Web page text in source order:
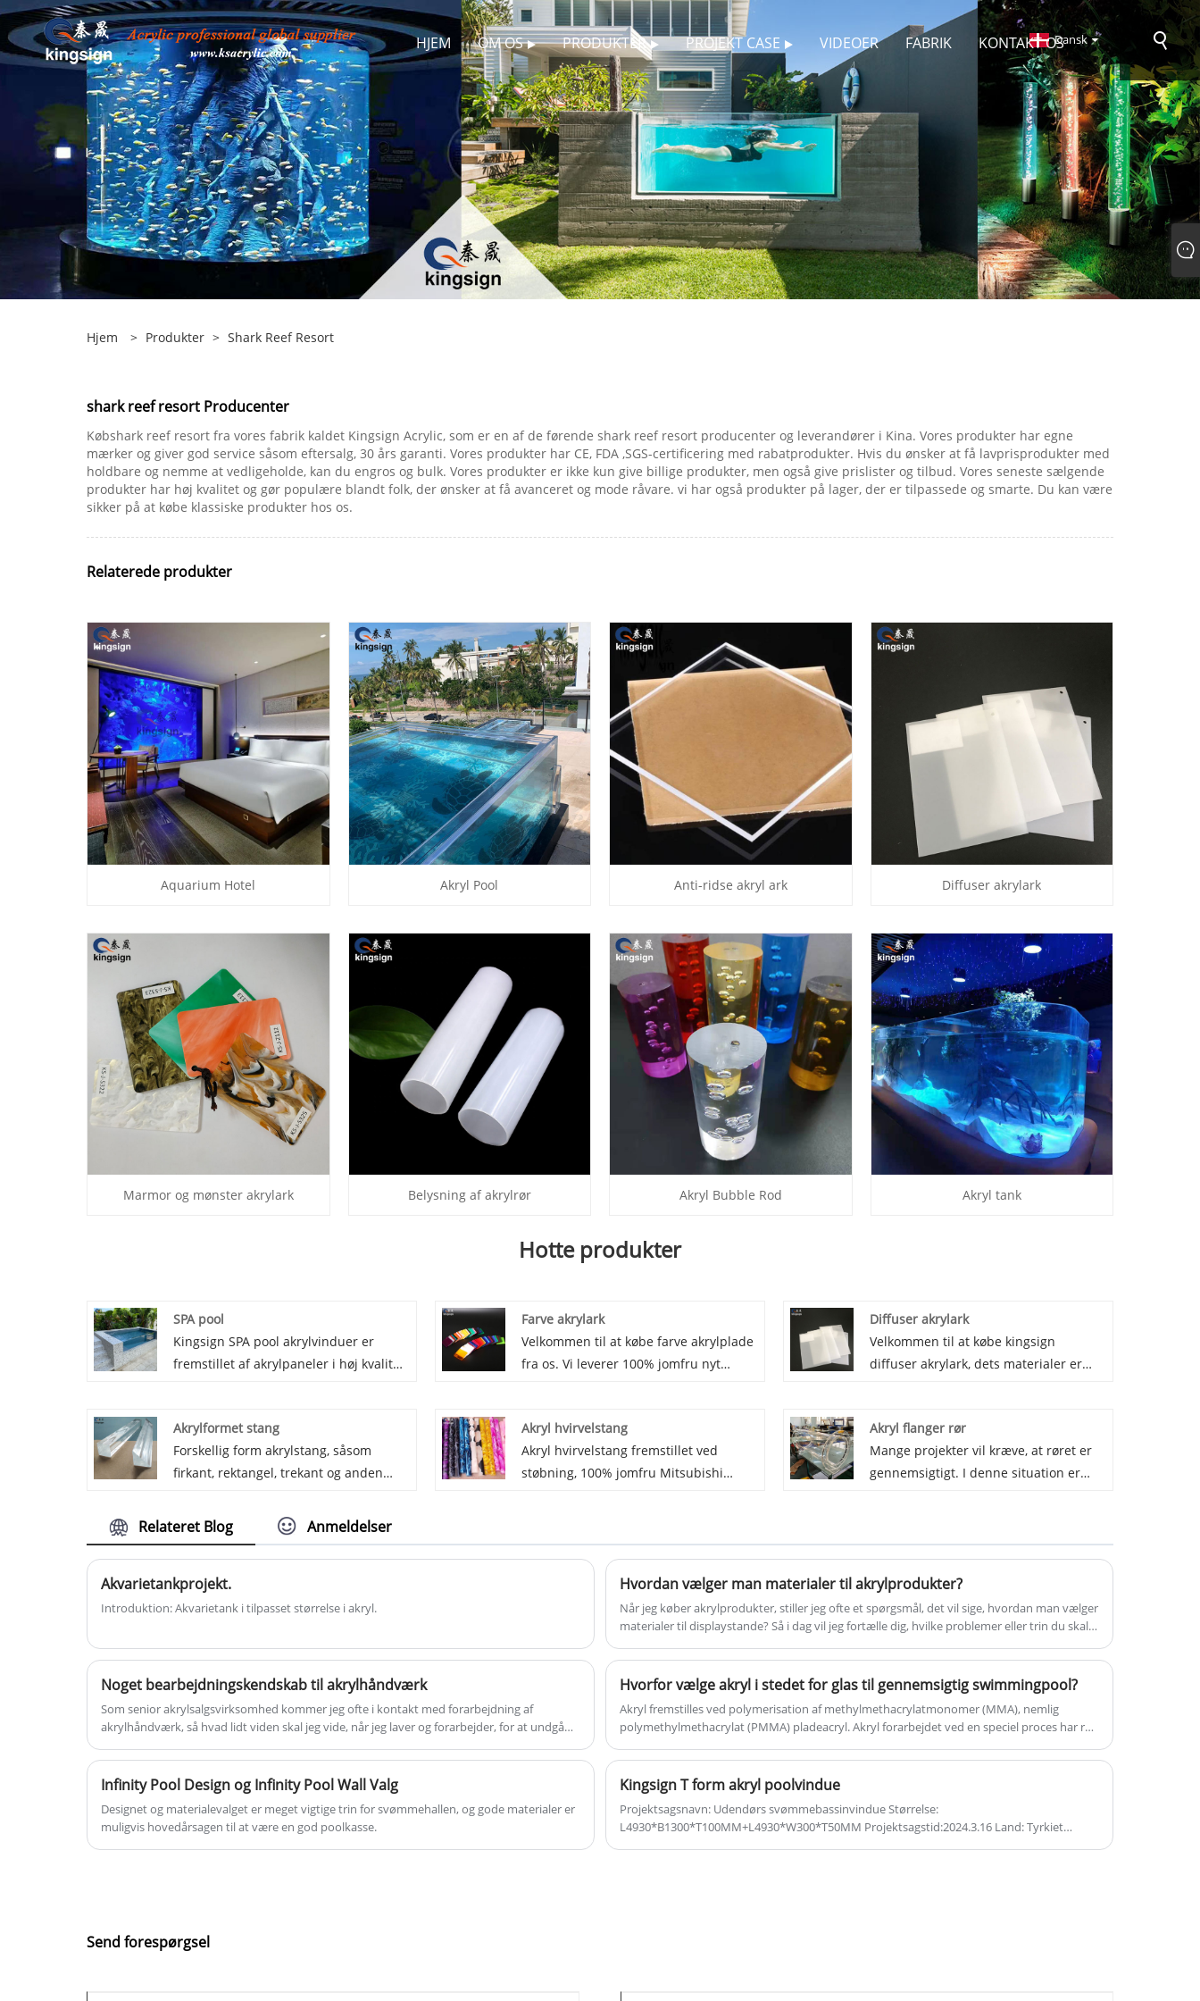
HJEM OM OS PRODUKTER PROJEKT CASE VIDEOER FABRIK KONTAKT OSDansk
Hjem > Produkter > Shark Reef Resort
shark reef resort Producenter
Købshark reef resort fra vores fabrik kaldet Kingsign Acrylic, som er en af ​​de førende shark reef resort producenter og leverandører i Kina. Vores produkter har egne
mærker og giver god service såsom eftersalg, 30 års garanti. Vores produkter har CE, FDA ,SGS-certificering med rabatprodukter. Hvis du ønsker at få lavprisprodukter med
holdbare og nemme at vedligeholde, kan du engros og bulk. Vores produkter er ikke kun give billige produkter, men også give prislister og tilbud. Vores seneste sælgende
produkter har høj kvalitet og gør populære blandt folk, der ønsker at få avanceret og mode råvare. vi har også produkter på lager, der er tilpassede og smarte. Du kan være
sikker på at købe klassiske produkter hos os.
Relaterede produkter
Aquarium Hotel Akryl Pool Anti-ridse akryl ark Diffuser akrylark
Marmor og mønster akrylark Belysning af akrylrør Akryl Bubble Rod Akryl tank
Hotte produkter
SPA pool
Kingsign SPA pool akrylvinduer er
fremstillet af akrylpaneler i høj kvalitet
vinduet UV -resistent og når
gennemsigtigheden op til 93%. Vi
garanterer 30 år for ikke at gulne for
Farve akrylark
Velkommen til at købe farve akrylplade
fra os. Vi leverer 100% jomfru nyt
skære- og termoformende ydeevne,
hvilket gør vores farve akrylark meget
udbredt til reklameskilte og mange
Diffuser akrylark
Velkommen til at købe kingsign
diffuser akrylark, dets materialer er
fremragende jævn belysning, ingen let
gulning, med god vejrbestandig
funktion.
Akrylformet stang
Forskellig form akrylstang, såsom
firkant, rektangel, trekant og anden
ingen urenheder, sorte prikker, ridser,
bobler. På grund af dets forskellige
former er det meget udbredt i
arkitektonisk dekoration, lamper,
møbler osv. Velkommen til at købe
Akryl hvirvelstang
Akryl hvirvelstang fremstillet ved
støbning, 100% jomfru Mitsubishi
og kunsthåndværk.
Akryl flanger rør
Mange projekter vil kræve, at røret er
gennemsigtigt. I denne situation er
leveringstid. Kingsign har eksporteret
mange tilpassede akrylprodukter,
såsom akrylflangerør, OEM
akrylprodukter i henhold til kundens
designtegning.
Relateret Blog Anmeldelser
Akvarietankprojekt.
Introduktion: Akvarietank i tilpasset størrelse i akryl.
Hvordan vælger man materialer til akrylprodukter?
Når jeg køber akrylprodukter, stiller jeg ofte et spørgsmål, det vil sige, hvordan man vælger
materialer til displaystande? Så i dag vil jeg fortælle dig, hvilke problemer eller trin du skal
Noget bearbejdningskendskab til akrylhåndværk
Som senior akrylsalgsvirksomhed kommer jeg ofte i kontakt med forarbejdning af
akrylhåndværk, så hvad lidt viden skal jeg vide, når jeg laver og forarbejder, for at undgå
dig:
Hvorfor vælge akryl i stedet for glas til gennemsigtig swimmingpool?
Akryl fremstilles ved polymerisation af methylmethacrylatmonomer (MMA), nemlig
polymethylmethacrylat (PMMA) pladeacryl. Akryl forarbejdet ved en speciel proces har ry
det bedste valg for transparente swimmingpoolmaterialer.
Infinity Pool Design og Infinity Pool Wall Valg
Designet og materialevalget er meget vigtige trin for svømmehallen, og gode materialer er
muligvis hovedårsagen til at være en god poolkasse.
Kingsign T form akryl poolvindue
Projektsagsnavn: Udendørs svømmebassinvindue Størrelse:
L4930*B1300*T100MM+L4930*W300*T50MM Projektsagstid:2024.3.16 Land: Tyrkiet
Send forespørgsel